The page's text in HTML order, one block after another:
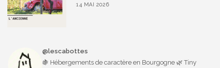
14 MAI 2026
@lescabottes
🍇 Hébergements de caractère en Bourgogne 🌿 Tiny